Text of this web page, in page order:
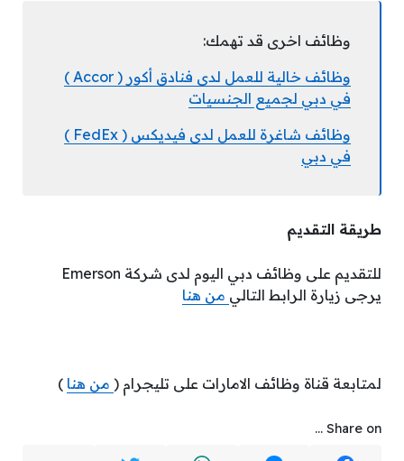
وظائف اخرى قد تهمك:
وظائف خالية للعمل لدى فنادق أكور ( Accor )
في دبي لجميع الجنسيات
وظائف شاغرة للعمل لدى فيديكس ( FedEx )
في دبي
طريقة التقديم
للتقديم على وظائف دبي اليوم لدى شركة Emerson
يرجى زيارة الرابط التالي من هنا
لمتابعة قناة وظائف الامارات على تليجرام ( من هنا )
Share on ...